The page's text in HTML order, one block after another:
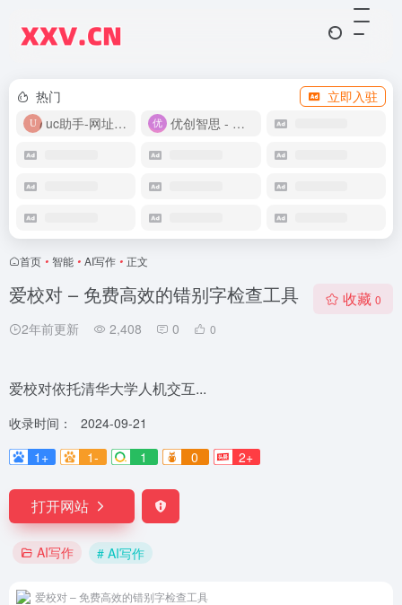
热门
立即入驻
uc助手-网址导航
优创智思 - 一站式 AI 智能创作平台
首页 • 智能 • AI写作 • 正文
爱校对 – 免费高效的错别字检查工具
2年前更新 2,408 0 0
收藏 0
爱校对依托清华大学人机交互...
收录时间：
2024-09-21
1+
1- 1 0 2+
打开网站
AI写作 # AI写作
爱校对 – 免费高效的错别字检查工具